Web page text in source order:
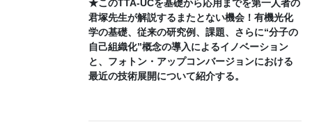
★このTTA-UCを基礎から応用までを第一人者の
君塚先生が解説するまたとない機会！有機光化
学の基礎、従来の研究例、課題、さらに“分子の
自己組織化”概念の導入によるイノベーション
と、フォトン・アップコンバージョンにおける
最近の技術展開について紹介する。